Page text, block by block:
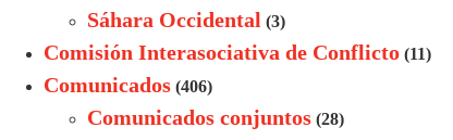
Sáhara Occidental (3)
Comisión Interasociativa de Conflicto (11)
Comunicados (406)
Comunicados conjuntos (28)